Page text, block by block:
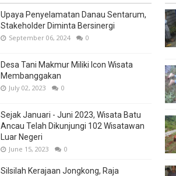
Upaya Penyelamatan Danau Sentarum,
Stakeholder Diminta Bersinergi
September 06, 2024 0
Desa Tani Makmur Miliki Icon Wisata
Membanggakan
July 02, 2023 0
Sejak Januari - Juni 2023, Wisata Batu
Ancau Telah Dikunjungi 102 Wisatawan
Luar Negeri
June 15, 2023 0
Silsilah Kerajaan Jongkong, Raja